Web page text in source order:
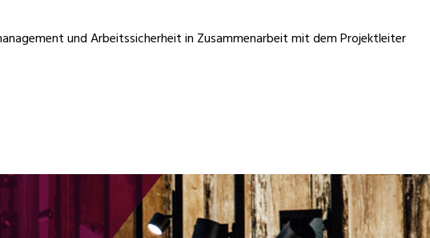
und Arbeitssicherheit in Zusammenarbeit mit dem Projektleiter